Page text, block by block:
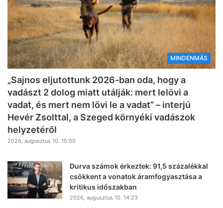
MINDENMÁS
„Sajnos eljutottunk 2026-ban oda, hogy a
vadászt 2 dolog miatt utálják: mert lelövi a
vadat, és mert nem lövi le a vadat” – interjú
Hevér Zsolttal, a Szeged környéki vadászok
helyzetéről
2026, augusztus 10. 15:00
Durva számok érkeztek: 91,5 százalékkal
csökkent a vonatok áramfogyasztása a
kritikus időszakban
2026, augusztus 10. 14:23